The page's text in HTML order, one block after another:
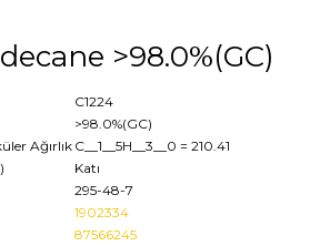
>98.0%(GC)
C1224
>98.0%(GC)
Ağırlık C__1__5H__3__0 = 210.41
Katı
295-48-7
1902334
87566245